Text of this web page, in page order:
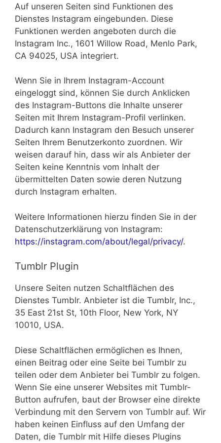
Auf unseren Seiten sind Funktionen des
Dienstes Instagram eingebunden. Diese
Funktionen werden angeboten durch die
Instagram Inc., 1601 Willow Road, Menlo Park,
CA 94025, USA integriert.
Wenn Sie in Ihrem Instagram-Account
eingeloggt sind, können Sie durch Anklicken
des Instagram-Buttons die Inhalte unserer
Seiten mit Ihrem Instagram-Profil verlinken.
Dadurch kann Instagram den Besuch unserer
Seiten Ihrem Benutzerkonto zuordnen. Wir
weisen darauf hin, dass wir als Anbieter der
Seiten keine Kenntnis vom Inhalt der
übermittelten Daten sowie deren Nutzung
durch Instagram erhalten.
Weitere Informationen hierzu finden Sie in der
Datenschutzerklärung von Instagram:
https://instagram.com/about/legal/privacy/.
Tumblr Plugin
Unsere Seiten nutzen Schaltflächen des
Dienstes Tumblr. Anbieter ist die Tumblr, Inc.,
35 East 21st St, 10th Floor, New York, NY
10010, USA.
Diese Schaltflächen ermöglichen es Ihnen,
einen Beitrag oder eine Seite bei Tumblr zu
teilen oder dem Anbieter bei Tumblr zu folgen.
Wenn Sie eine unserer Websites mit Tumblr-
Button aufrufen, baut der Browser eine direkte
Verbindung mit den Servern von Tumblr auf. Wir
haben keinen Einfluss auf den Umfang der
Daten, die Tumblr mit Hilfe dieses Plugins